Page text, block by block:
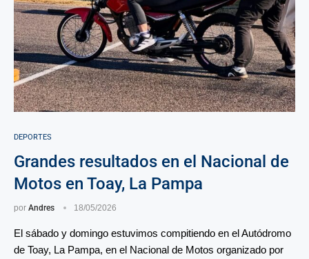
DEPORTES
Grandes resultados en el Nacional de
Motos en Toay, La Pampa
por Andres 18/05/2026
El sábado y domingo estuvimos compitiendo en el Autódromo
de Toay, La Pampa, en el Nacional de Motos organizado por